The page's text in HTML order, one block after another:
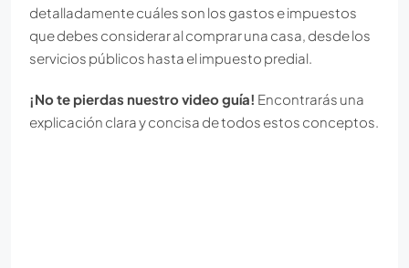
detalladamente cuáles son los gastos e impuestos
que debes considerar al comprar una casa, desde los
servicios públicos hasta el impuesto predial.
¡No te pierdas nuestro video guía! Encontrarás una
explicación clara y concisa de todos estos conceptos.